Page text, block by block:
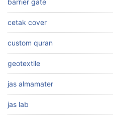
barrier gate
cetak cover
custom quran
geotextile
jas almamater
jas lab